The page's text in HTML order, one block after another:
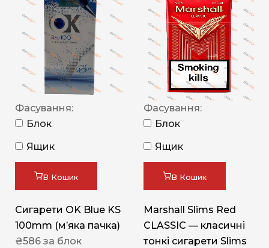
Фасування:
Блок
Ящик
В Кошик
Сигарети OK Blue KS
100mm (м’яка пачка)
₴586 за блок
Фасування:
Блок
Ящик
В Кошик
Marshall Slims Red
CLASSIC — класичні
тонкі сигарети Slims